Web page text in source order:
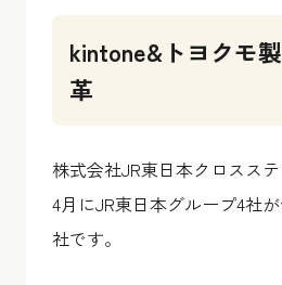
kintone&トヨクモ
革
株式会社JR東日本クロスス
4月にJR東日本グループ4社
社です。